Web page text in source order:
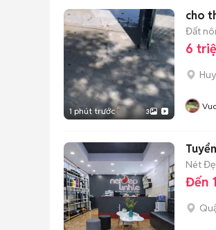
1 phút trước 3
cho
Đất
6
Nét
Đến